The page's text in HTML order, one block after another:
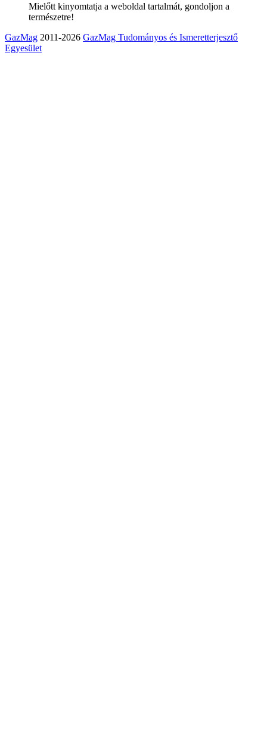
Mielőtt kinyomtatja a weboldal tartalmát, gondoljon a
természetre!
GazMag 2011-2026 GazMag Tudományos és Ismeretterjesztő
Egyesület